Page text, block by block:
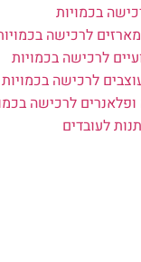
בכמויות
לרכישה בכמויות
לרכישה בכמויות
לרכישה בכמויות
לרכישה
לעובדים